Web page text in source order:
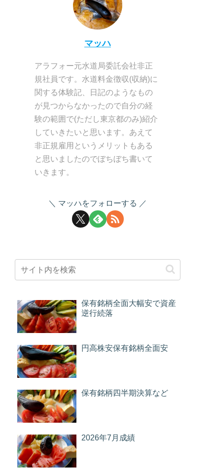
マッハ
アラフォー元水道局委託会社非正
規社員です。水道料金徴収(収納)に
関する体験記、日記のようなもの
が見つからなかったので自分の経
験の範囲で(ただし東京都のみ)紹介
していきたいと思います。あえて
非正規雇用というメリットもある
と思いましたのでぼちぼち書いて
いきます。
マッハをフォローする
保有銘柄全面大幅安で資産
逆行続落
円高株安保有銘柄全面安
保有銘柄四半期決算など
2026年7月成績